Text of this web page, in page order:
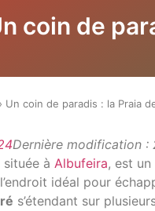
coin de
Un coin de paradis : la Praia
Dernière modification
située à Albufeira, est
idéal pour
s’étendant sur